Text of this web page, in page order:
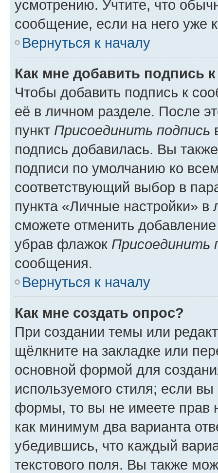
усмотрению. Учтите, что
сообщение, если на него уже
Вернуться к началу
Как мне добавить подпись
Чтобы добавить подпись к
её в личном разделе. После
пункт Присоединить подпись
подпись добавилась. Вы
подписи по умолчанию ко
соответствующий выбор в
пункта «Личные настройки»
сможете отменить
убрав флажок Присоединить
сообщения.
Вернуться к началу
Как мне создать опрос?
При создании темы или
щёлкните на закладке или
основной формой для
используемого стиля; если
формы, то вы не имеете прав
как минимум два варианта
убедившись, что каждый
текстового поля. Вы также